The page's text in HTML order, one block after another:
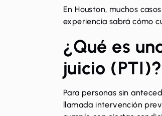
En Houston, muchos
experiencia sabrá cómo
¿Qué es
juicio (PTI)?
Para personas sin
llamada intervención